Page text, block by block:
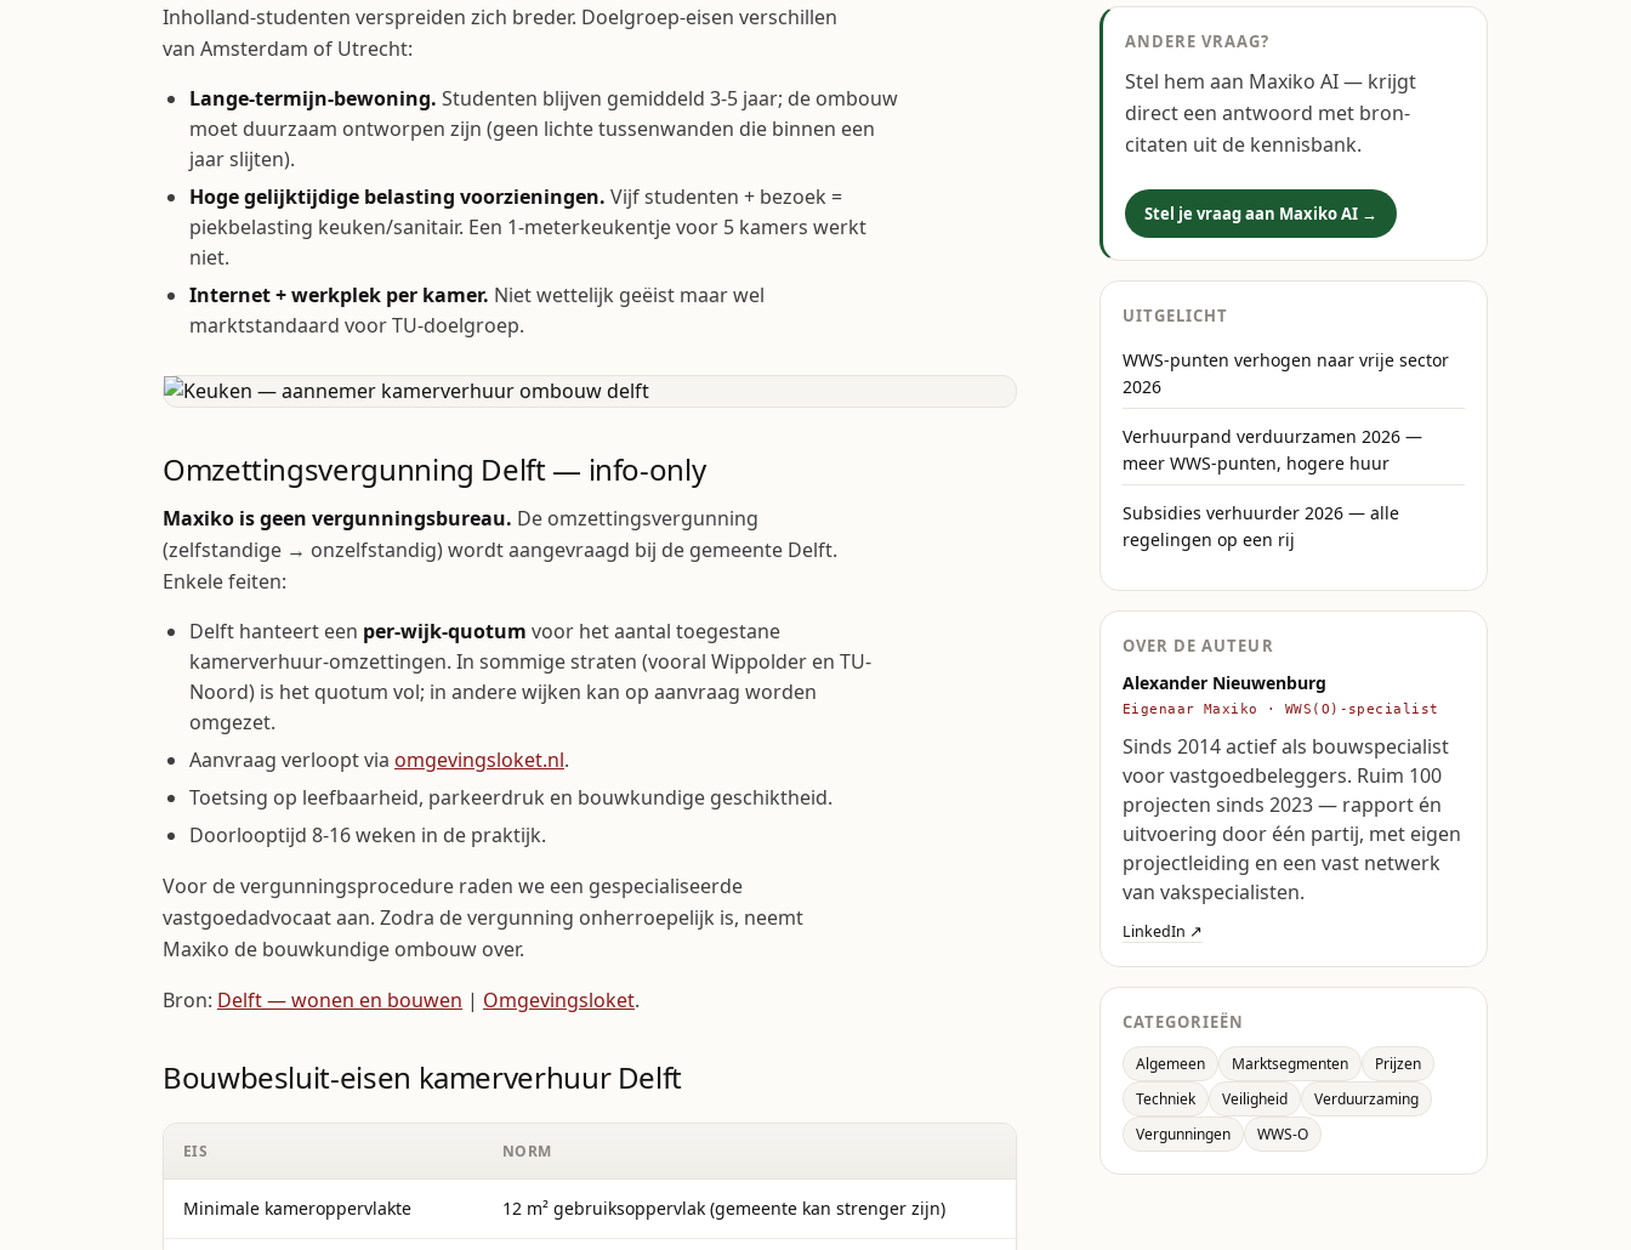
Inholland-studenten verspreiden zich breder. Doelgroep-eisen verschillen
van Amsterdam of Utrecht:
Lange-termijn-bewoning. Studenten blijven gemiddeld 3-5 jaar; de ombouw
moet duurzaam ontworpen zijn (geen lichte tussenwanden die binnen een
jaar slijten).
Hoge gelijktijdige belasting voorzieningen. Vijf studenten + bezoek =
piekbelasting keuken/sanitair. Een 1-meterkeukentje voor 5 kamers werkt
niet.
Internet + werkplek per kamer. Niet wettelijk geëist maar wel
marktstandaard voor TU-doelgroep.
Omzettingsvergunning Delft — info-only
Maxiko is geen vergunningsbureau. De omzettingsvergunning
(zelfstandige → onzelfstandig) wordt aangevraagd bij de gemeente Delft.
Enkele feiten:
Delft hanteert een per-wijk-quotum voor het aantal toegestane
kamerverhuur-omzettingen. In sommige straten (vooral Wippolder en TU-
Noord) is het quotum vol; in andere wijken kan op aanvraag worden
omgezet.
Aanvraag verloopt via omgevingsloket.nl.
Toetsing op leefbaarheid, parkeerdruk en bouwkundige geschiktheid.
Doorlooptijd 8-16 weken in de praktijk.
Voor de vergunningsprocedure raden we een gespecialiseerde
vastgoedadvocaat aan. Zodra de vergunning onherroepelijk is, neemt
Maxiko de bouwkundige ombouw over.
Bron: Delft — wonen en bouwen | Omgevingsloket.
Bouwbesluit-eisen kamerverhuur Delft
EIS NORM
Minimale kameroppervlakte 12 m² gebruiksoppervlak (gemeente kan strenger zijn)
ANDERE VRAAG?
Stel hem aan Maxiko AI — krijgt
direct een antwoord met bron-
citaten uit de kennisbank.
Stel je vraag aan Maxiko AI →
UITGELICHT
WWS-punten verhogen naar vrije sector
2026
Verhuurpand verduurzamen 2026 —
meer WWS-punten, hogere huur
Subsidies verhuurder 2026 — alle
regelingen op een rij
OVER DE AUTEUR
Alexander Nieuwenburg
Eigenaar Maxiko · WWS(O)-specialist
Sinds 2014 actief als bouwspecialist
voor vastgoedbeleggers. Ruim 100
projecten sinds 2023 — rapport én
uitvoering door één partij, met eigen
projectleiding en een vast netwerk
van vakspecialisten.
LinkedIn ↗
CATEGORIEËN
Algemeen Marktsegmenten
Prijzen
Techniek
Veiligheid
Verduurzaming
Vergunningen
WWS-O